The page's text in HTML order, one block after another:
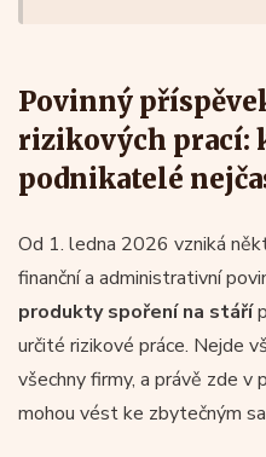
Povinný
rizikových prací:
podnikatelé
Od 1. ledna 2026 vzniká
finanční a administrativní
produkty spoření na stáří
určité rizikové práce. Nejde
všechny firmy, a právě zde v
mohou vést ke zbytečným